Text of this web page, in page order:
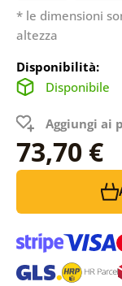
* le dimensioni
altezza
Disponibilità:
Disponibile
Aggiungi ai
73,70 €